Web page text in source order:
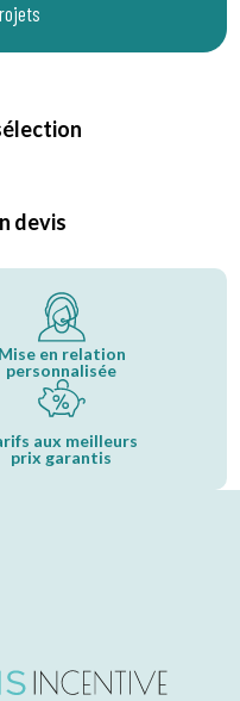
devis
Mise en relation
personnalisée
aux meilleurs
prix garantis